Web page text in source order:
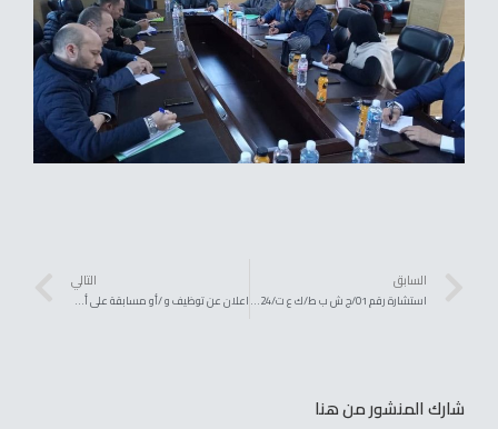
السابق
استشارة رقم 01/ج ش ب ط/ك ع ت/2024 قصد نقل الطلبة في الخرجات البيداغوجية لكلية العلوم و التكنولوجيا بجامعة الشاذلي بن جديد الطارف السنة المالية 2024
التالي
اعلان عن توظيف و /أو مسابقة على أساس الشهادات للالتحاق بسلك الاساتذة المساعدين، رتبة: أستاذ مساعد قسم “ب”
شارك المنشور من هنا